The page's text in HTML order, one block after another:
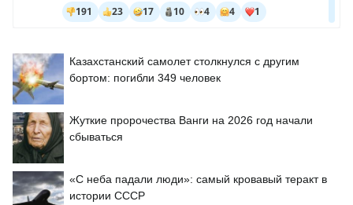
Казахстанский самолет столкнулся с другим
бортом: погибли 349 человек
Жуткие пророчества Ванги на 2026 год начали
сбываться
«С неба падали люди»: самый кровавый теракт в
истории СССР